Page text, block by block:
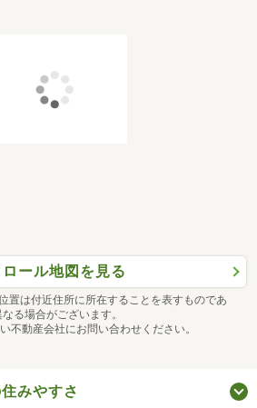
ール地図を見る
置は付近住所に所在することを表すものであ
る場合がございます。
不動産会社にお問い合わせください。
みやすさ